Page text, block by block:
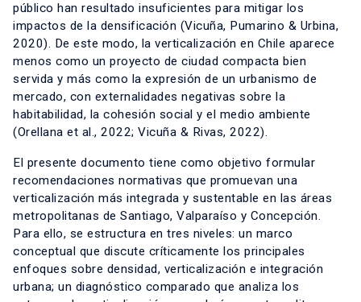
público han resultado insuficientes para mitigar los
impactos de la densificación (Vicuña, Pumarino & Urbina,
2020). De este modo, la verticalización en Chile aparece
menos como un proyecto de ciudad compacta bien
servida y más como la expresión de un urbanismo de
mercado, con externalidades negativas sobre la
habitabilidad, la cohesión social y el medio ambiente
(Orellana et al., 2022; Vicuña & Rivas, 2022).
El presente documento tiene como objetivo formular
recomendaciones normativas que promuevan una
verticalización más integrada y sustentable en las áreas
metropolitanas de Santiago, Valparaíso y Concepción.
Para ello, se estructura en tres niveles: un marco
conceptual que discute críticamente los principales
enfoques sobre densidad, verticalización e integración
urbana; un diagnóstico comparado que analiza los